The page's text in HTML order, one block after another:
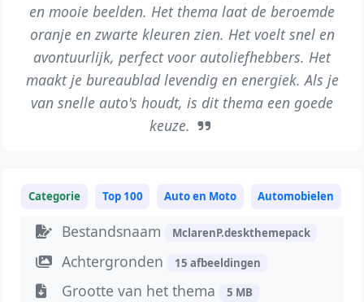
en mooie beelden. Het thema laat de beroemde
oranje en zwarte kleuren zien. Het voelt snel en
avontuurlijk, perfect voor autoliefhebbers. Het
maakt je bureaublad levendig en energiek. Als je
van snelle auto's houdt, is dit thema een goede
keuze.
Categorie Top 100 Auto en Moto Automobielen
Bestandsnaam MclarenP.deskthemepack
Achtergronden 15 afbeeldingen
Grootte van het thema 5 MB